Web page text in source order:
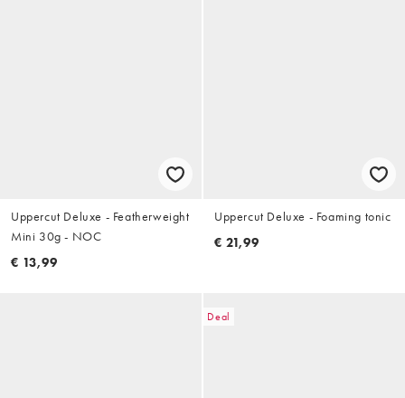
Uppercut Deluxe - Featherweight
Mini 30g - NOC
€ 13,99
Uppercut Deluxe - Foaming tonic
€ 21,99
Deal